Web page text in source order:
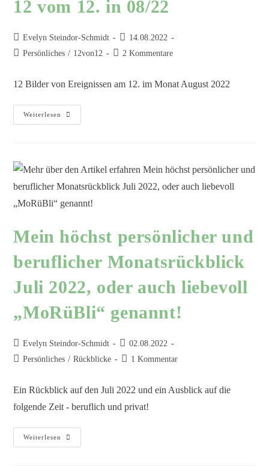
12 vom 12. in 08/22
Evelyn Steindor-Schmidt
14.08.2022
Persönliches / 12von12 2 Kommentare
12 Bilder von Ereignissen am 12. im Monat August 2022
Weiterlesen
Mein höchst persönlicher und
beruflicher Monatsrückblick
Juli 2022, oder auch liebevoll
„MoRüBli“ genannt!
Evelyn Steindor-Schmidt
02.08.2022
Persönliches / Rückblicke 1 Kommentar
Ein Rückblick auf den Juli 2022 und ein Ausblick auf die
folgende Zeit - beruflich und privat!
Weiterlesen